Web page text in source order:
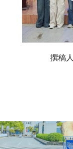
撰稿